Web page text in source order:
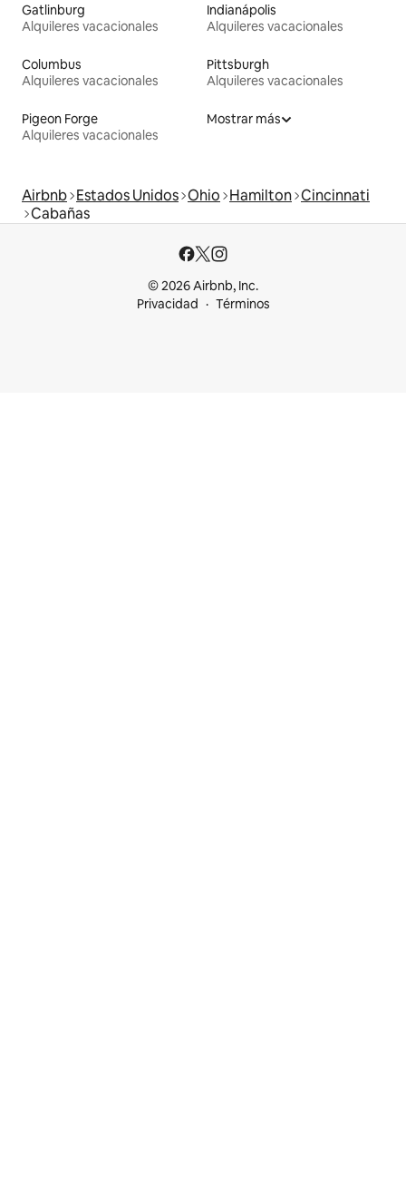
Gatlinburg
Alquileres vacacionales
Indianápolis
Alquileres vacacionales
Columbus
Alquileres vacacionales
Pittsburgh
Alquileres vacacionales
Pigeon Forge
Alquileres vacacionales
Mostrar más
Airbnb Estados Unidos Ohio Hamilton Cincinnati
Cabañas
© 2026 Airbnb, Inc.
Privacidad
Términos